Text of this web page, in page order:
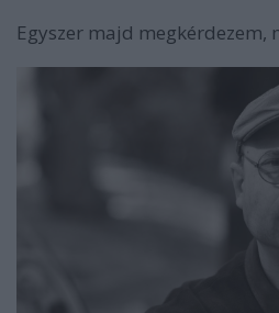
Egyszer majd megkérdezem,